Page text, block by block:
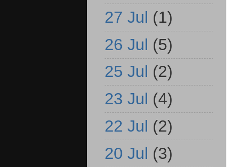
27 Jul (1)
26 Jul (5)
25 Jul (2)
23 Jul (4)
22 Jul (2)
20 Jul (3)